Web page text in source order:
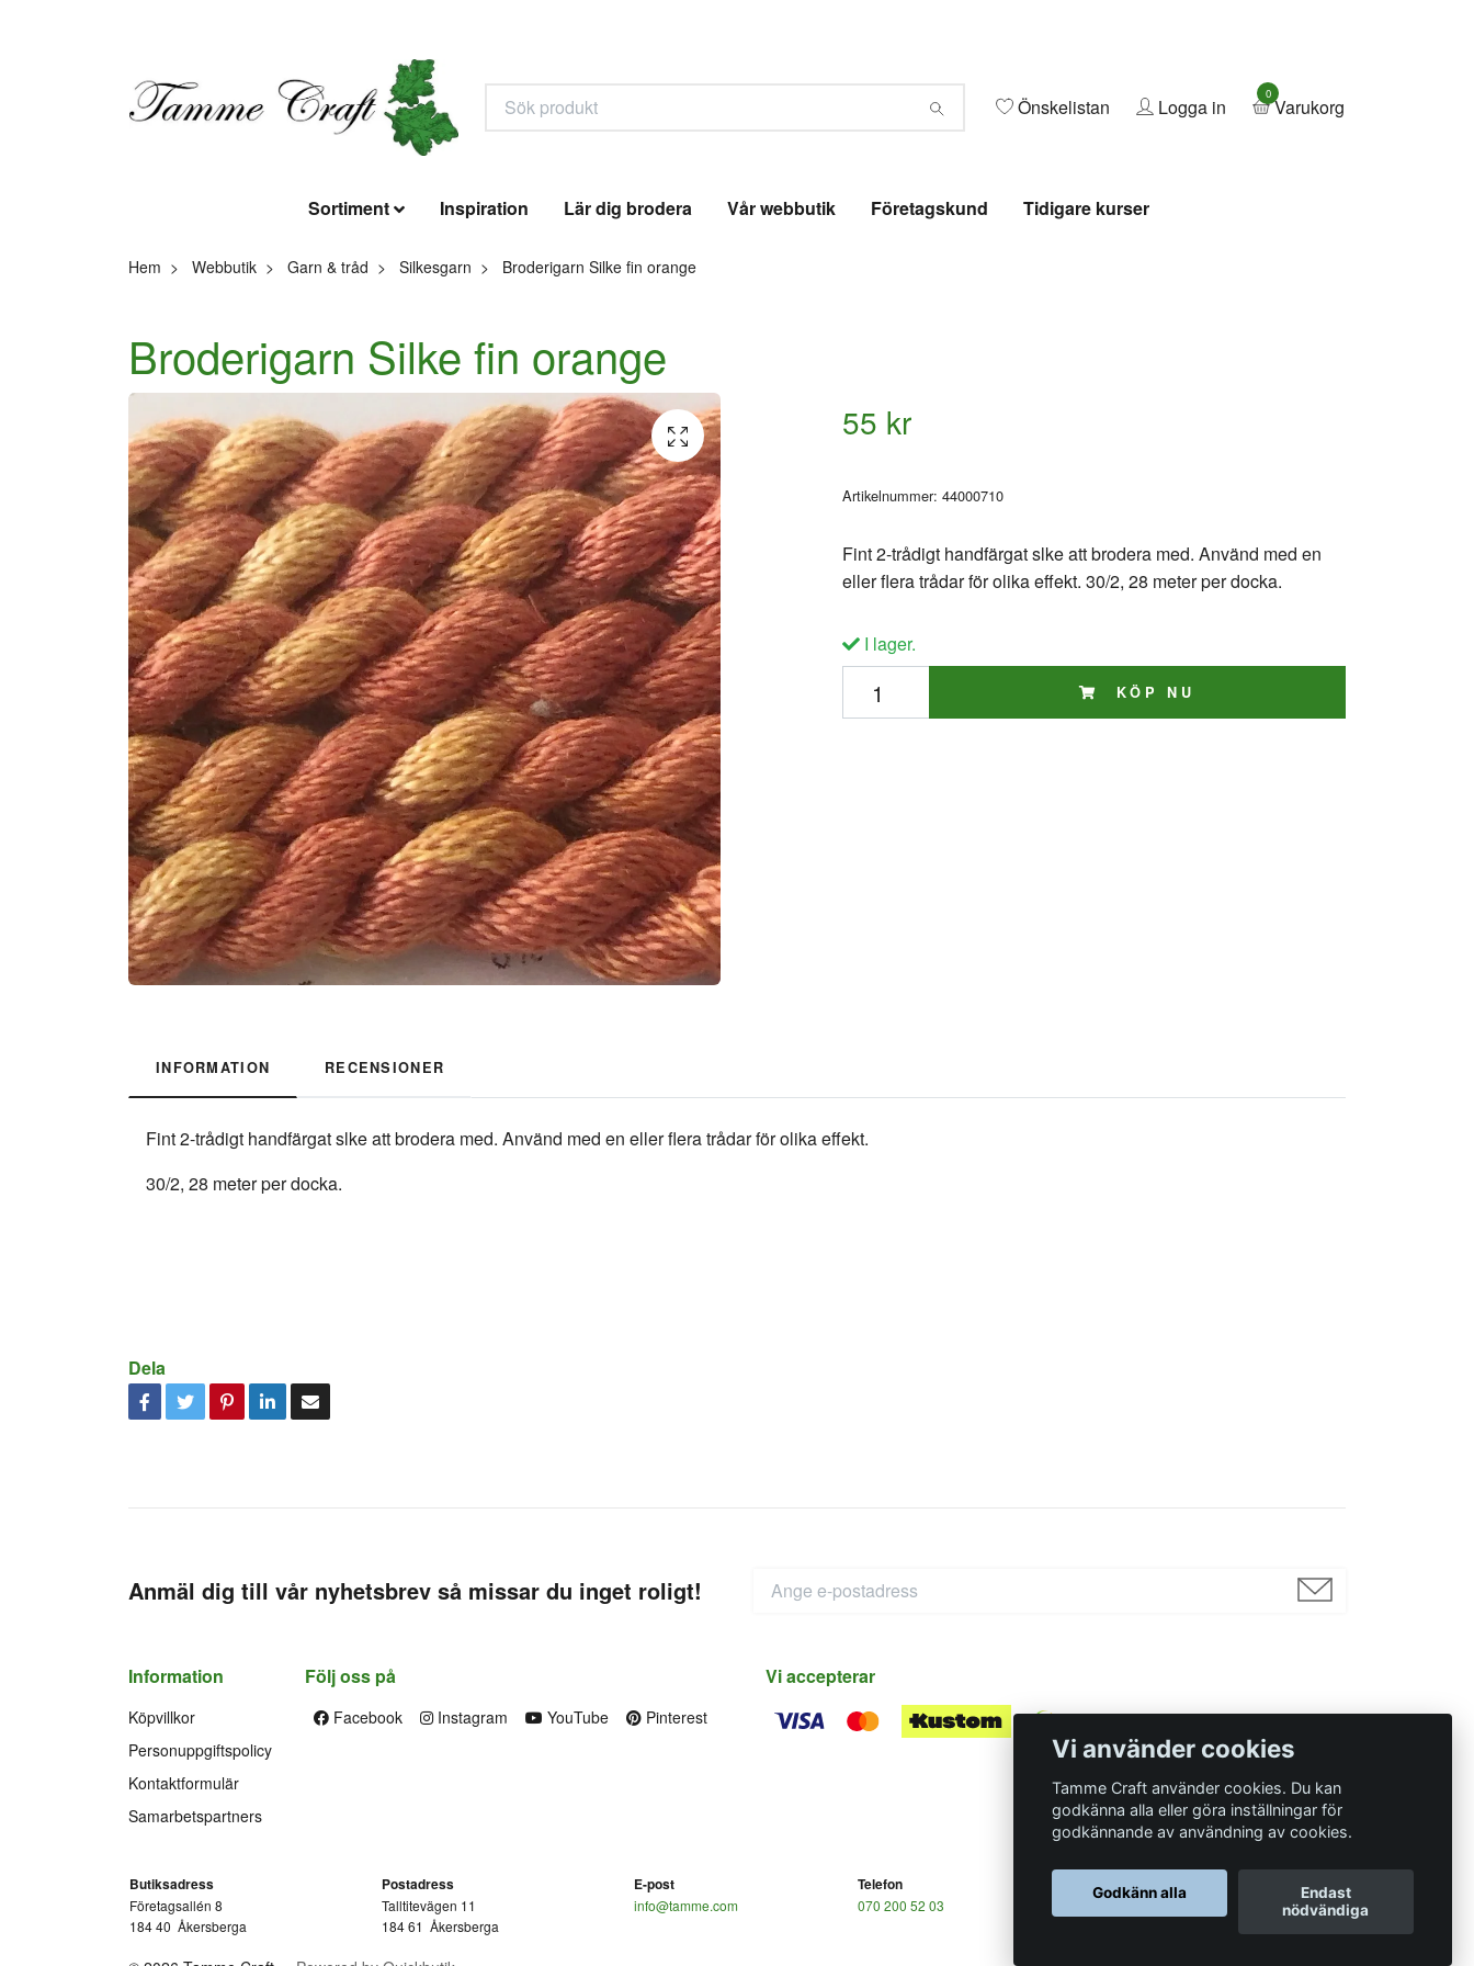
Önskelistan Logga in
0
Varukorg
Sortiment Inspiration Lär dig brodera Vår webbutik Företagskund Tidigare kurser
Hem Webbutik Garn & tråd Silkesgarn Broderigarn Silke fin orange
Broderigarn Silke fin orange
55 kr
Artikelnummer: 44000710
Fint 2-trådigt handfärgat slke att brodera med. Använd med en
eller flera trådar för olika effekt. 30/2, 28 meter per docka.
I lager.
KÖP NU
INFORMATION RECENSIONER
Fint 2-trådigt handfärgat slke att brodera med. Använd med en eller flera trådar för olika effekt.
30/2, 28 meter per docka.
Dela
Anmäl dig till vår nyhetsbrev så missar du inget roligt!
Information
Köpvillkor
Personuppgiftspolicy
Kontaktformulär
Samarbetspartners
Följ oss på
Facebook Instagram YouTube Pinterest
Vi accepterar
Butiksadress
Företagsallén 8
184 40 Åkersberga
Postadress
Talltitevägen 11
184 61 Åkersberga
E-post
info@tamme.com
Telefon
070 200 52 03
Organisationsnummer
Vi använder cookies
Tamme Craft använder cookies. Du kan
godkänna alla eller göra inställningar för
godkännande av användning av cookies.
Godkänn alla
Endast
nödvändiga